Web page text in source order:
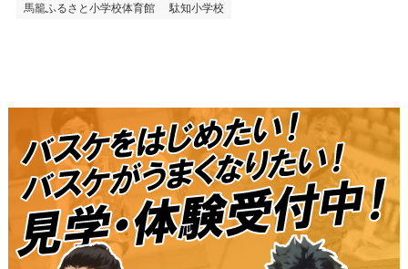
馬籠ふるさと小学校体育館
駄知小学校